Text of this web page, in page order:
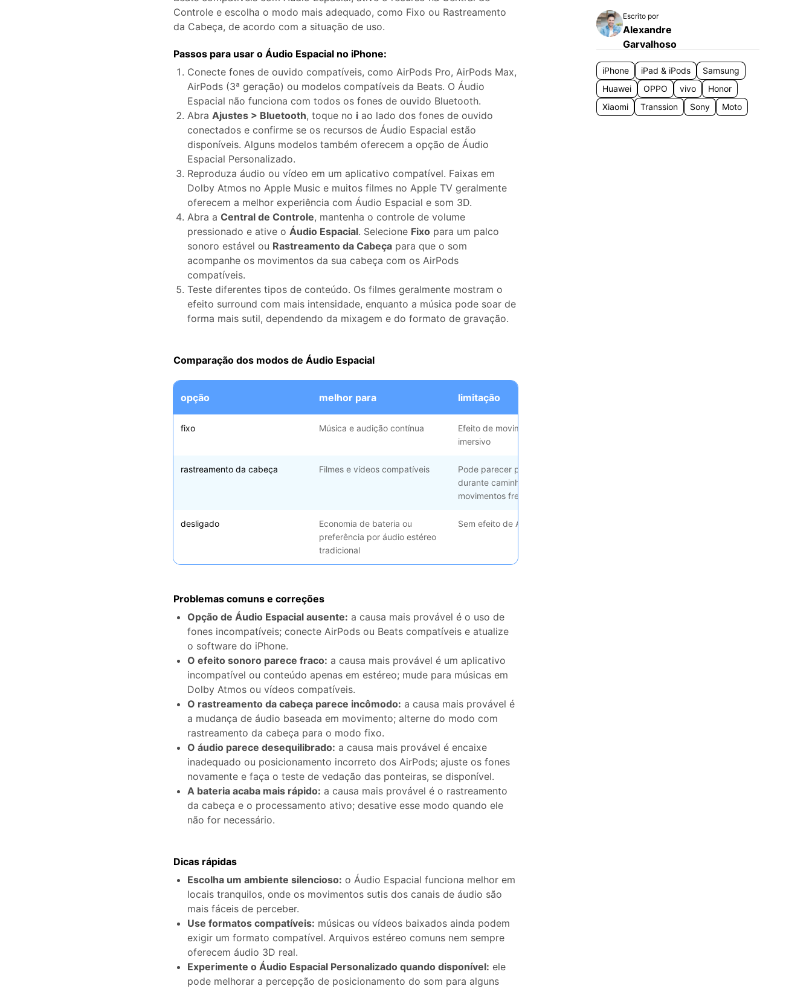
Ver todos os produtos
Consertar erros do iTunes
Apagador de Dados
Ver Todos Os Aplicativos
Controle e escolha o modo mais adequado, como Fixo ou Rastreamento
da Cabeça, de acordo com a situação de uso.
Passos para usar o Áudio Espacial no iPhone:
Conecte fones de ouvido compatíveis, como AirPods Pro, AirPods Max,
AirPods (3ª geração) ou modelos compatíveis da Beats. O Áudio
Espacial não funciona com todos os fones de ouvido Bluetooth.
AbraAjustes > Bluetooth, toque no i ao lado dos fones de ouvido
conectados e confirme se os recursos de Áudio Espacial estão
disponíveis. Alguns modelos também oferecem a opção de Áudio
Espacial Personalizado.
Reproduza áudio ou vídeo em um aplicativo compatível. Faixas em
Dolby Atmos no Apple Music e muitos filmes no Apple TV geralmente
oferecem a melhor experiência com Áudio Espacial e som 3D.
Abra aCentral de Controle, mantenha o controle de volume
pressionado e ative oÁudio Espacial. Selecione Fixo para um palco
sonoro estável ou Rastreamento da Cabeça para que o som
acompanhe os movimentos da sua cabeça com os AirPods
compatíveis.
Teste diferentes tipos de conteúdo. Os filmes geralmente mostram o
efeito surround com mais intensidade, enquanto a música pode soar de
forma mais sutil, dependendo da mixagem e do formato de gravação.
Comparação dos modos de Áudio Espacial
opção melhor para limitação
fixo Música e audição contínua
Efeito de movimento menos
imersivo
rastreamento da cabeça Filmes e vídeos compatíveis
Pode parecer pouco natural
durante caminhadas ou
movimentos frequentes
desligado
Economia de bateria ou
preferência por áudio estéreo
tradicional
Sem efeito de Áudio Espacial
Problemas comuns e correções
Opção de Áudio Espacial ausente: a causa mais provável é o uso de
fones incompatíveis; conecte AirPods ou Beats compatíveis e atualize
o software do iPhone.
O efeito sonoro parece fraco: a causa mais provável é um aplicativo
incompatível ou conteúdo apenas em estéreo; mude para músicas em
Dolby Atmos ou vídeos compatíveis.
O rastreamento da cabeça parece incômodo: a causa mais provável é
a mudança de áudio baseada em movimento; alterne do modo com
rastreamento da cabeça para o modo fixo.
O áudio parece desequilibrado: a causa mais provável é encaixe
inadequado ou posicionamento incorreto dos AirPods; ajuste os fones
novamente e faça o teste de vedação das ponteiras, se disponível.
A bateria acaba mais rápido: a causa mais provável é o rastreamento
da cabeça e o processamento ativo; desative esse modo quando ele
não for necessário.
Dicas rápidas
Escolha um ambiente silencioso: o Áudio Espacial funciona melhor em
locais tranquilos, onde os movimentos sutis dos canais de áudio são
mais fáceis de perceber.
Use formatos compatíveis: músicas ou vídeos baixados ainda podem
exigir um formato compatível. Arquivos estéreo comuns nem sempre
oferecem áudio 3D real.
Experimente o Áudio Espacial Personalizado quando disponível: ele
pode melhorar a percepção de posicionamento do som para alguns
Escrito por
Alexandre
Garvalhoso
iPhone iPad & iPods
Samsung
Huawei
OPPO vivo
Honor
Xiaomi
Transsion Sony Moto